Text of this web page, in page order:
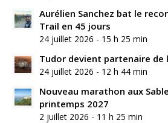
Aurélien Sanchez bat le
Trail en 45 jours
24 juillet 2026 - 15 h 25 min
Tudor devient partenaire de
24 juillet 2026 - 12 h 44 min
Nouveau marathon aux
printemps 2027
2 juillet 2026 - 11 h 25 min